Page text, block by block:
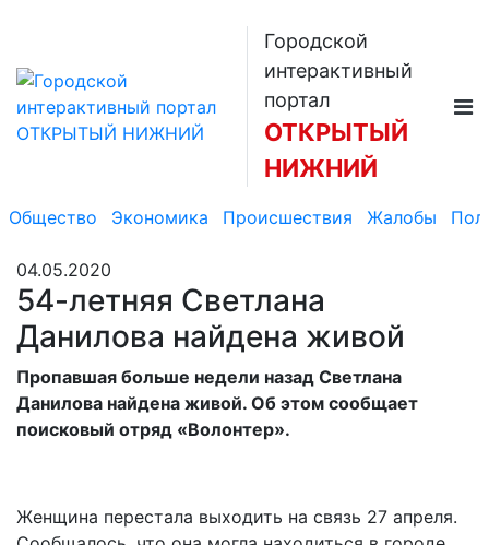
Городской
интерактивный
портал
ОТКРЫТЫЙ
НИЖНИЙ
Общество Экономика Происшествия Жалобы
04.05.2020
54-летняя Светлана
Данилова найдена живой
Пропавшая больше недели назад Светлана
Данилова найдена живой. Об этом сообщает
поисковый отряд «Волонтер».
Женщина перестала выходить на связь 27 апреля.